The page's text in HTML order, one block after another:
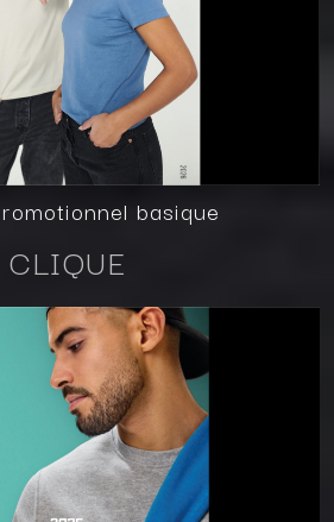
basique
CLIQUE